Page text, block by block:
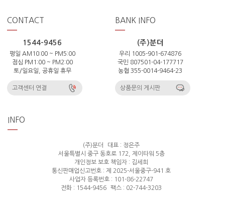
CONTACT
1544-9456
평일 AM10:00 ~ PM5:00
점심 PM1:00 ~ PM2:00
토/일요일, 공휴일 휴무
고객센터 연결
BANK INFO
(주)분더
우리 1005-901-674876
국민 807501-04-177717
농협 355-0014-9464-23
상품문의 게시판
INFO
(주)분더
대표 : 정은주
서울특별시 중구 동호로 172, 제이타워 5층
개인정보 보호 책임자 : 김세희
통신판매업신고번호 : 제 2025-서울중구-941 호
사업자 등록번호 : 101-86-22747
전화 : 1544-9456
팩스 : 02-744-3203